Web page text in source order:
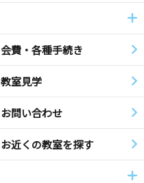
会費・各種手続き
教室見学
お問い合わせ
お近くの教室を探す